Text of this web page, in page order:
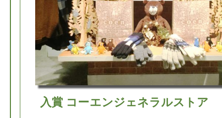
入賞 コーエンジェネラルストア